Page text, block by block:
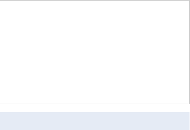
した執筆・個別相談などを行う。